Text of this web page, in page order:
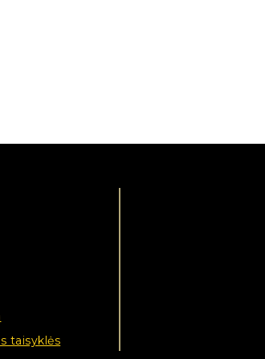
taisyklės